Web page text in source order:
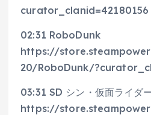
curator_clanid=42180156
02:31 RoboDunk
https://
20/RoboDunk/
03:31 SD シン・仮面ライダ
https://